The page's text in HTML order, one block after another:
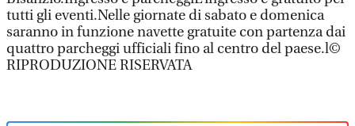
tutti gli eventi.Nelle giornate di sabato e domenica
saranno in funzione navette gratuite con partenza dai
quattro parcheggi ufficiali fino al centro del paese.l©
RIPRODUZIONE RISERVATA